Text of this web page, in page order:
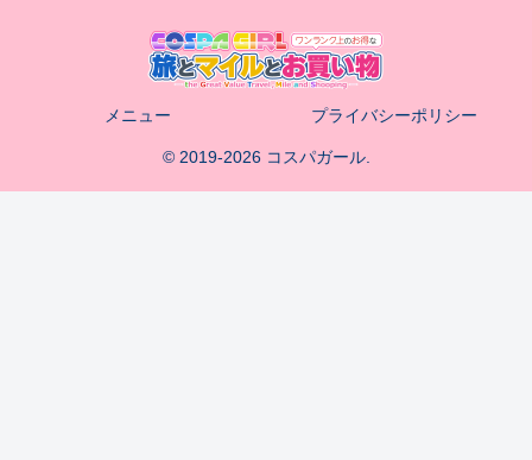
メニュー プライバシーポリシー
© 2019-2026 コスパガール.